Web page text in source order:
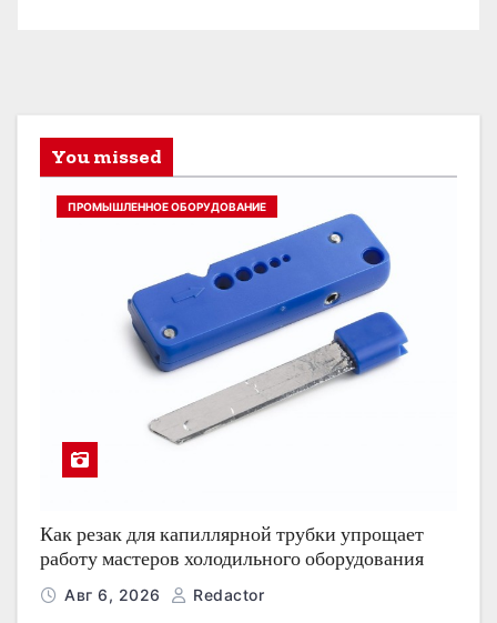
You missed
ПРОМЫШЛЕННОЕ ОБОРУДОВАНИЕ
Как резак для капиллярной трубки упрощает
работу мастеров холодильного оборудования
Авг 6, 2026 Redactor